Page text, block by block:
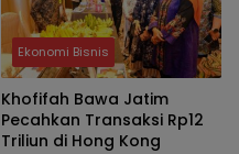
Ekonomi Bisnis
Khofifah Bawa Jatim
Pecahkan Transaksi Rp12
Triliun di Hong Kong